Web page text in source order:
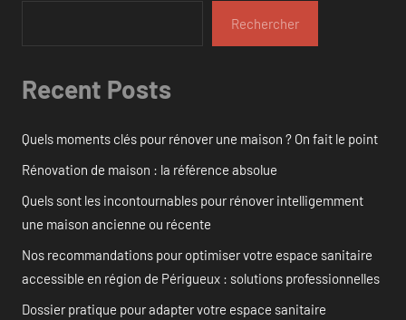
Rechercher
Recent Posts
Quels moments clés pour rénover une maison ? On fait le point
Rénovation de maison : la référence absolue
Quels sont les incontournables pour rénover intelligemment
une maison ancienne ou récente
Nos recommandations pour optimiser votre espace sanitaire
accessible en région de Périgueux : solutions professionnelles
Dossier pratique pour adapter votre espace sanitaire